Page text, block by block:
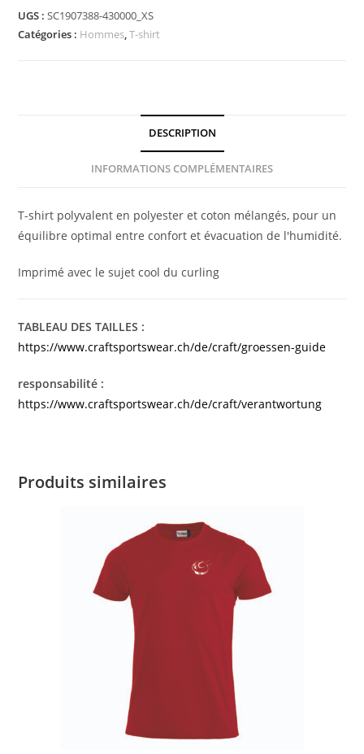
UGS :SC1907388-430000_XS
Catégories : Hommes,T-shirt
DESCRIPTION
INFORMATIONS COMPLÉMENTAIRES
T-shirt polyvalent en polyester et coton mélangés, pour un
équilibre optimal entre confort et évacuation de l'humidité.
Imprimé avec le sujet cool du curling
TABLEAU DES TAILLES :
https://www.craftsportswear.ch/de/craft/groessen-guide
responsabilité :
https://www.craftsportswear.ch/de/craft/verantwortung
Produits similaires